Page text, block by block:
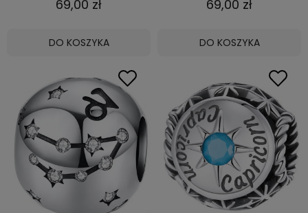
69,00 zł
DO KOSZYKA
69,00 zł
DO KOSZYKA